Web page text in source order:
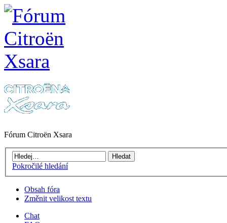
Fórum Citroën Xsara
Pokročilé hledání
Obsah fóra
Změnit velikost textu
Chat